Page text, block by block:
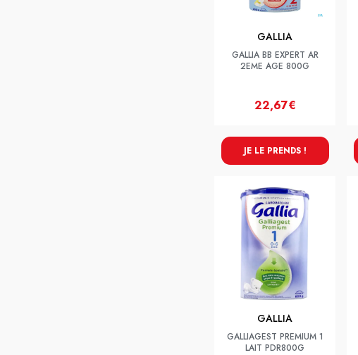
GALLIA
GALLIA BB EXPERT AR
2EME AGE 800G
22,67€
JE LE PRENDS !
GALLIA
GALLIAGEST PREMIUM 1
LAIT PDR800G